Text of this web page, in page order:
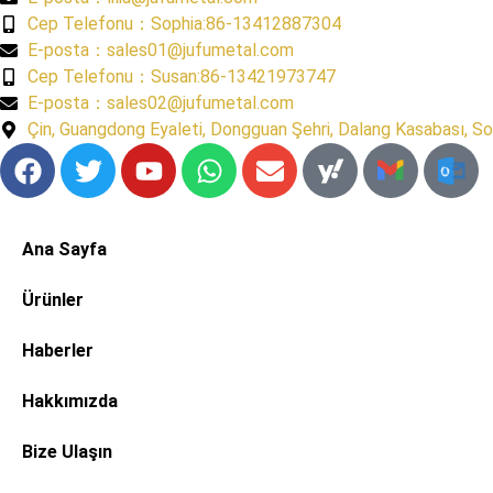
​Cep Telefonu：Sophia:86-13412887304
​E-posta​：sales01@jufumetal.com
​Cep Telefonu：Susan:86-13421973747
​E-posta​：sales02@jufumetal.com
Çin, Guangdong Eyaleti, Dongguan Şehri, Dalang Kasabası,
Ana Sayfa
​Ürünler
​Haberler
​Hakkımızda
Bize Ulaşın